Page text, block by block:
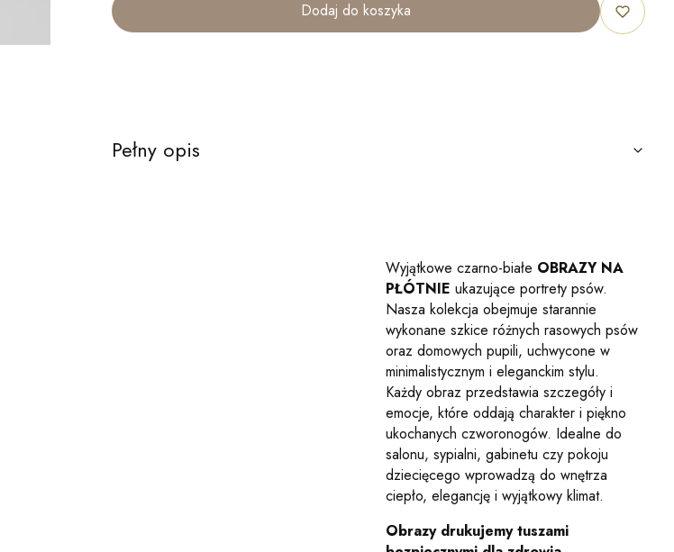
Dodaj do koszyka
Pełny opis
Wyjątkowe czarno-białe OBRAZY NA
PŁÓTNIE ukazujące portrety psów.
Nasza kolekcja obejmuje starannie
wykonane szkice różnych rasowych psów
oraz domowych pupili, uchwycone w
minimalistycznym i eleganckim stylu.
Każdy obraz przedstawia szczegóły i
emocje, które oddają charakter i piękno
ukochanych czworonogów. Idealne do
salonu, sypialni, gabinetu czy pokoju
dziecięcego wprowadzą do wnętrza
ciepło, elegancję i wyjątkowy klimat.
Obrazy drukujemy tuszami